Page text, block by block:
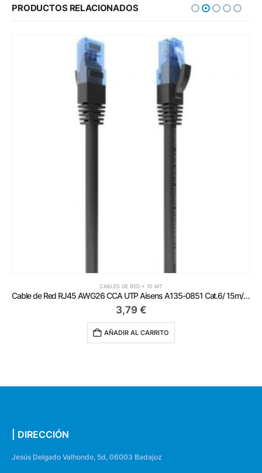
PRODUCTOS RELACIONADOS
CABLES DE RED + 10 MT
Cable de Red RJ45 AWG26 CCA UTP Aisens A135-0851 Cat.6/ 15m/ Negro
3,79 €
AÑADIR AL CARRITO
| DIRECCIÓN
Jesús Delgado Valhondo, 5d, 06003 Badajoz